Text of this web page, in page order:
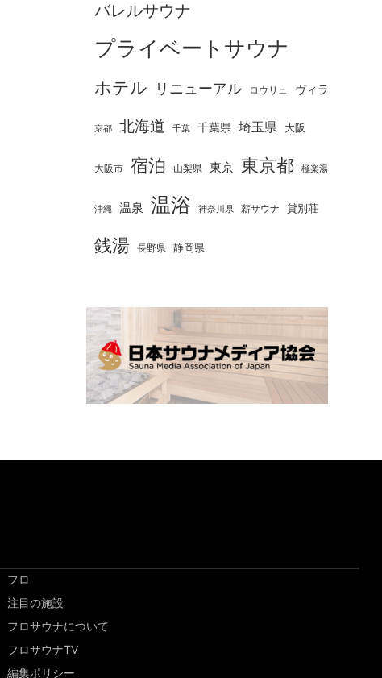
バレルサウナ
プライベートサウナ
ホテル リニューアル ロウリュ ヴィラ
京都 北海道 千葉 千葉県 埼玉県 大阪
大阪市 宿泊 山梨県 東京 東京都 極楽湯
沖縄 温泉 温浴 神奈川県 薪サウナ 貸別荘
銭湯 長野県 静岡県
フロ
注目の施設
フロサウナについて
フロサウナTV
編集ポリシー